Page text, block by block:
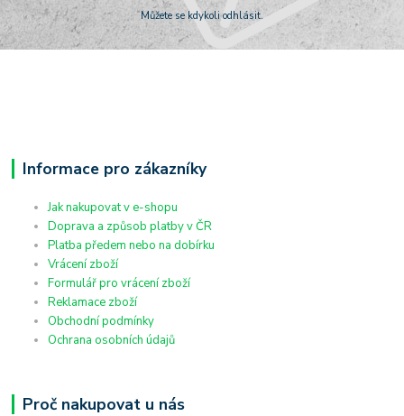
Můžete se kdykoli odhlásit.
Informace pro zákazníky
Jak nakupovat v e-shopu
Doprava a způsob platby v ČR
Platba předem nebo na dobírku
Vrácení zboží
Formulář pro vrácení zboží
Reklamace zboží
Obchodní podmínky
Ochrana osobních údajů
Proč nakupovat u nás